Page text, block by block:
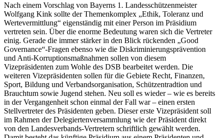
Nach einem Vorschlag von Bayerns 1. Landesschützenmeister
Wolfgang Kink sollte der Themenkomplex „Ethik, Toleranz und
Wertevermittlung“ eigenständig mit einer Person im Präsidium
vertreten sein. Über die enorme Bedeutung waren sich die Vertreter
einig. Gerade die immer stärker in den Blick rückenden „Good
Governance“-Fragen ebenso wie die Diskriminierungsprävention
und Anti-Korruptionsmaßnahmen sollen von diesem
Vizepräsidenten zum Wohle des DSB bearbeitet werden. Die
weiteren Vizepräsidenten sollen für die Gebiete Recht, Finanzen,
Sport, Bildung und Verbandsorganisation, Schützentradtion und
Brauchtum sowie Jugend stehen. Neu soll es wieder – wie es bereits
in der Vergangenheit schon einmal der Fall war – einen ersten
Stellvertreter des Präsidenten geben. Dieser erste Vizepräsident soll
im Rahmen der Delegiertenversammlung wie der Präsident direkt
von den Landesverbands-Vertretern schriftlich gewählt werden.